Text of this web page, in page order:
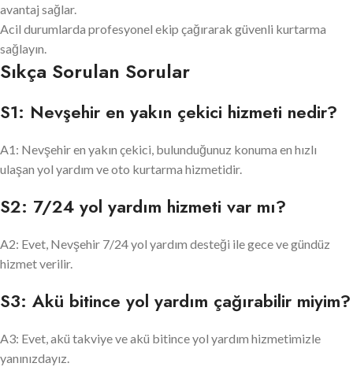
avantaj sağlar.
Acil durumlarda profesyonel ekip çağırarak güvenli kurtarma
sağlayın.
Sıkça Sorulan Sorular
S1: Nevşehir en yakın çekici hizmeti nedir?
A1: Nevşehir en yakın çekici, bulunduğunuz konuma en hızlı
ulaşan yol yardım ve oto kurtarma hizmetidir.
S2: 7/24 yol yardım hizmeti var mı?
A2: Evet, Nevşehir 7/24 yol yardım desteği ile gece ve gündüz
hizmet verilir.
S3: Akü bitince yol yardım çağırabilir miyim?
A3: Evet, akü takviye ve akü bitince yol yardım hizmetimizle
yanınızdayız.